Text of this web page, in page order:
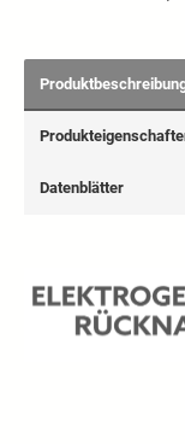
Datenblätter